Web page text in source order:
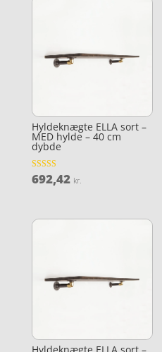
Hyldeknægte ELLA sort –
MED hylde – 40 cm
dybde
Vurderet
4.7
692,42 kr.